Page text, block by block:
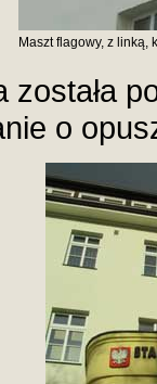
Maszt flagowy, z linką,
została
o